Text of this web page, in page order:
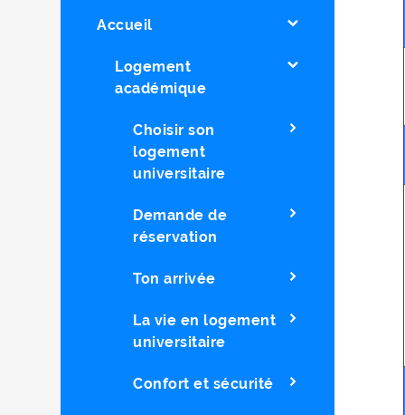
Accueil
Logement
académique
Choisir son
logement
universitaire
Demande de
réservation
Ton arrivée
La vie en logement
universitaire
Confort et sécurité